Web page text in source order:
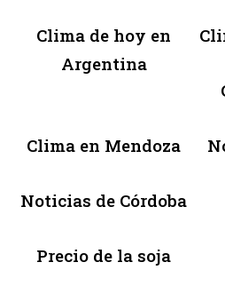
Clima de hoy en
Argentina
Clima en Mendoza
Noticias de Córdoba
Precio de la soja